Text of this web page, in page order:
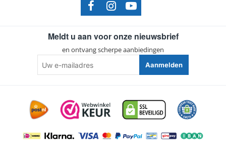
Meldt u aan voor onze nieuwsbrief
en ontvang scherpe aanbiedingen
e-
mailadres
Aanmelden